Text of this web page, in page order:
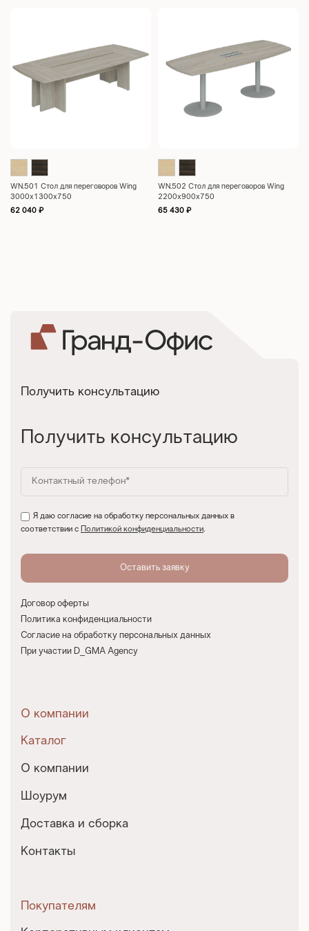
WN.501 Стол для переговоров Wing
3000x1300x750
62 040 ₽
WN.502 Стол для переговоров Wing
2200x900x750
65 430 ₽
Получить консультацию
Получить консультацию
Я даю согласие на обработку персональных данных в
соответствии с
Политикой конфиденциальности.
Договор оферты
Политика конфиденциальности
Согласие на обработку персональных данных
При участии D_GMA Agency
О компании
Каталог
О компании
Шоурум
Доставка и сборка
Контакты
Покупателям